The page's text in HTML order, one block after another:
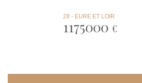
28 - EURE ET LOIR
1175000 €